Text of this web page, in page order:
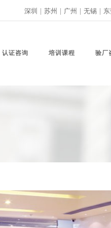
深圳 | 苏州 | 广州 | 无锡 |
认证咨询 培训课程 验厂